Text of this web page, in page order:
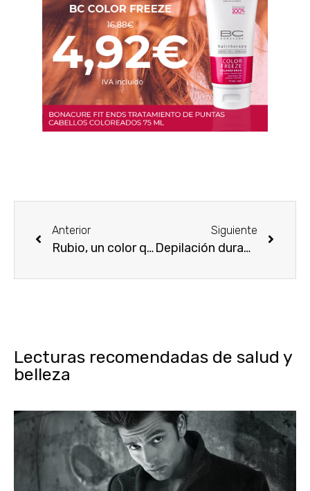
Anterior
Rubio, un color que siempre está de moda
Siguiente
Depilación duradera
Lecturas recomendadas de salud y
belleza